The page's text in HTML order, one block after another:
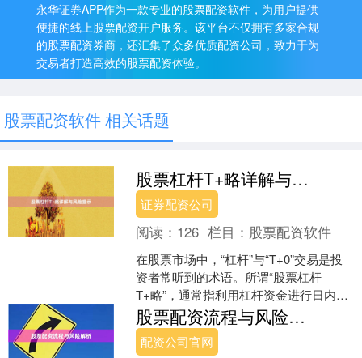
永华证券APP作为一款专业的股票配资软件，为用户提供
便捷的线上股票配资开户服务。该平台不仅拥有多家合规
的股票配资券商，还汇集了众多优质配资公司，致力于为
交易者打造高效的股票配资体验。
股票配资软件 相关话题
股票杠杆T+略详解与风险提示
证券配资公司
阅读： 126 栏目： 股票配资软件
在股票市场中，“杠杆”与“T+0”交易是投
资者常听到的术语。所谓“股票杠杆
T+略”，通常指利用杠杆资金进行日内回
转交易（T+0）的操作策略。本文将为您
详解其运作....
股票配资流程与风险解析
配资公司官网